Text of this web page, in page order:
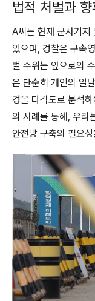
법적 처벌과
A씨는 현재 군사기지
있으며, 경찰은 구속
벌 수위는 앞으로의
은 단순히 개인의 일
경을 다각도로 분석
의 사례를 통해, 우리
안전망 구축의 필요